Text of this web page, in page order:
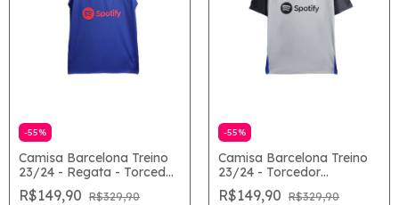
-55%
Camisa Barcelona Treino
23/24 - Regata - Torcedor
Masculina - Azul
R$149,90 R$329,90
-55%
Camisa Barcelona Treino
23/24 - Torcedor
Masculina - Cinza
R$149,90 R$329,90